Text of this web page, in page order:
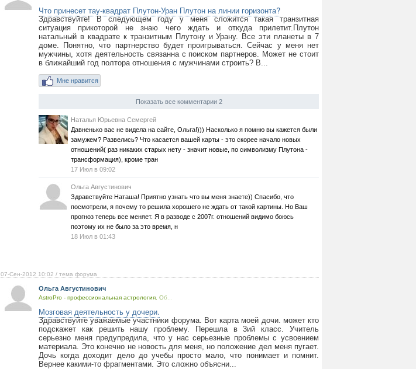
Что принесет тау-квадрат Плутон-Уран Плутон на линии горизонта?
Здравствуйте! В следующем году у меня сложится такая транзитная
ситуация прикоторой не знаю чего ждать и откуда прилетит.Плутон
натальный в квадрате к транзитным Плутону и Урану. Все эти планеты в 7
доме. Понятно, что партнерство будет проигрываться. Сейчас у меня нет
мужчины, хотя деятельность связанна с поиском партнеров. Может не стоит
в ближайший год полтора отношения с мужчинами строить? В...
Мне нравится
Показать все комментарии 2
Наталья Юрьевна Семергей
Давненько вас не видела на сайте, Ольга!))) Насколько я помню вы кажется были
замужем? Развелись? Что касается вашей карты - это скорее начало новых
отношений( раз никаких старых нету - значит новые, по символизму Плутона -
трансформация), кроме тран
17 Июл в 09:02
Ольга Августинович
Здравствуйте Наташа! Приятно узнать что вы меня знаете)) Спасибо, что
посмотрели, я почему то решила хорошего не ждать от такой картины. Но Ваш
прогноз теперь все меняет. Я в разводе с 2007г. отношений видимо боюсь
поэтому их не было за это время, н
18 Июл в 01:43
07-Сен-2012 10:02 / тема форума
Ольга Августинович
AstroPro - профессиональная астрология. Об...
Мозговая деятельность у дочери.
Здравствуйте уважаемые участники форума. Вот карта моей дочи. может кто
подскажет как решить нашу проблему. Перешла в 3ий класс. Учитель
серьезно меня предупредила, что у нас серьезные проблемы с усвоением
материала. Это конечно не новость для меня, но положение дел меня пугает.
Дочь когда доходит дело до учебы просто мало, что понимает и помнит.
Вернее какими-то фрагментами. Это сложно объясни...